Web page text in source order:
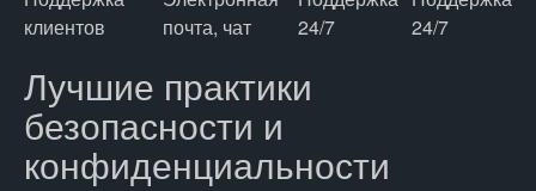
клиентов
почта, чат
24/7
24/7
Лучшие практики
безопасности и
конфиденциальности